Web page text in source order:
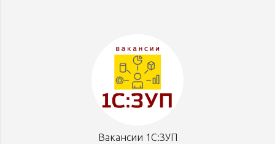
Вакансии 1С:ЗУП